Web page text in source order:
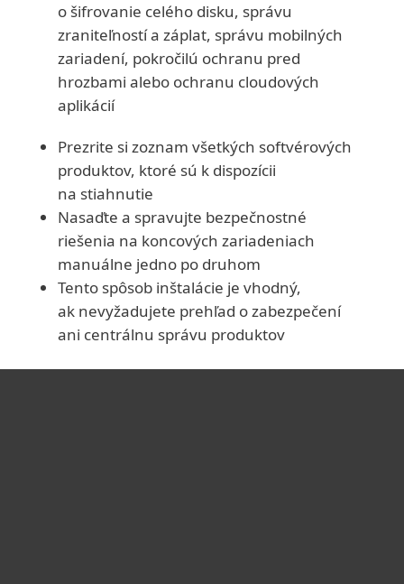
o šifrovanie celého disku, správu
zraniteľností a záplat, správu mobilných
zariadení, pokročilú ochranu pred
hrozbami alebo ochranu cloudových
aplikácií
Prezrite si zoznam všetkých softvérových
produktov, ktoré sú k dispozícii
na stiahnutie
Nasaďte a spravujte bezpečnostné
riešenia na koncových zariadeniach
manuálne jedno po druhom
Tento spôsob inštalácie je vhodný,
ak nevyžadujete prehľad o zabezpečení
ani centrálnu správu produktov